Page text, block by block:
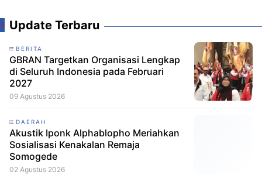
Update Terbaru
BERITA
GBRAN Targetkan Organisasi Lengkap
di Seluruh Indonesia pada Februari
2027
09 Agustus 2026
DAERAH
Akustik Iponk Alphablopho Meriahkan
Sosialisasi Kenakalan Remaja
Somogede
02 Agustus 2026